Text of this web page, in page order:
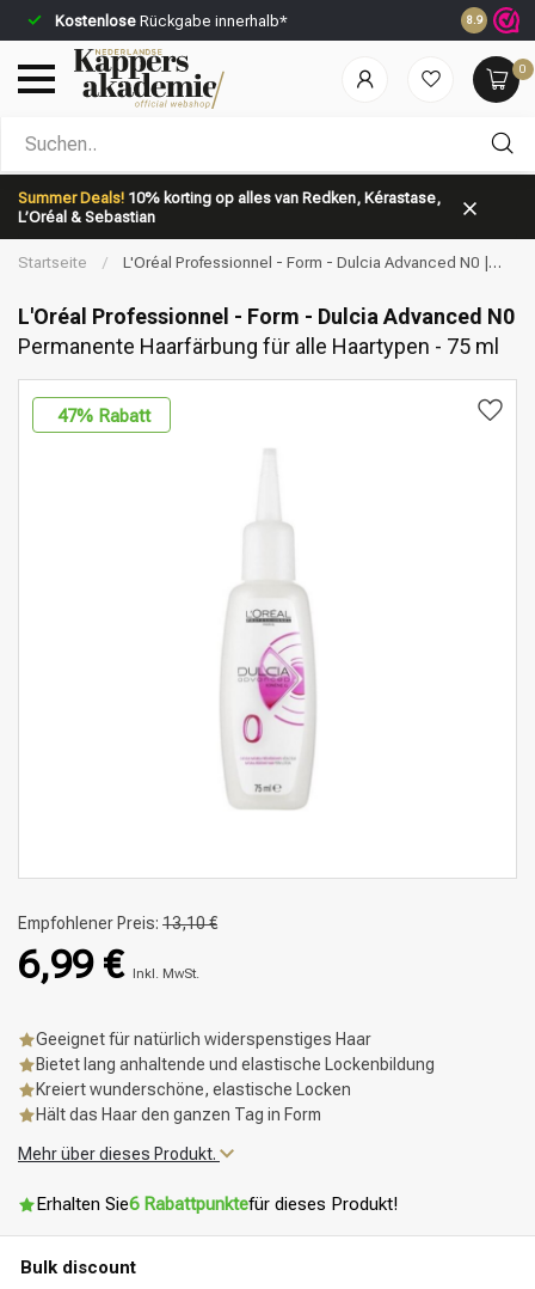
Kostenlose Rückgabe innerhalb* Vor 23:59
8.9
0
Summer Deals! 10% korting op alles van Redken, Kérastase,
L’Oréal & Sebastian
Nach welcher Kategorie suchst du?
Marken Haarpflege
Startseite /
L'Oréal Professionnel - Form - Dulcia Advanced N0 |
L'Oréal Professionnel - Form - Dulcia Advanced N0
Permanente Haarfärbung für alle Haartypen - 75 ml
47% Rabatt
Empfohlener Preis: 13,10 €
6,99 € Inkl. MwSt.
Geeignet für natürlich widerspenstiges Haar
Bietet lang anhaltende und elastische Lockenbildung
Kreiert wunderschöne, elastische Locken
Hält das Haar den ganzen Tag in Form
Mehr über dieses Produkt.
Erhalten Sie6 Rabattpunktefür dieses Produkt!
Bulk discount